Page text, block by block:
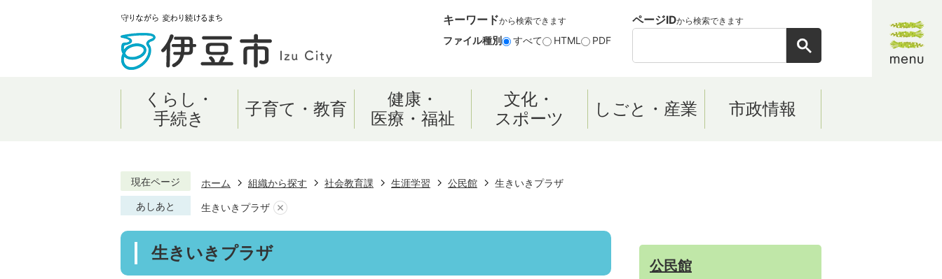
キーワードから検索できます
ファイル種別 すべて HTML PDF
ページIDから検索できます
くらし・
手続き
子育て・教育
健康・
医療・福祉
文化・
スポーツ
しごと・産業 市政情報
現在ページ ホーム 組織から探す 社会教育課 生涯学習 公民館
生きいきプラザ
あしあと
生きいきプラザ
生きいきプラザ
公民館